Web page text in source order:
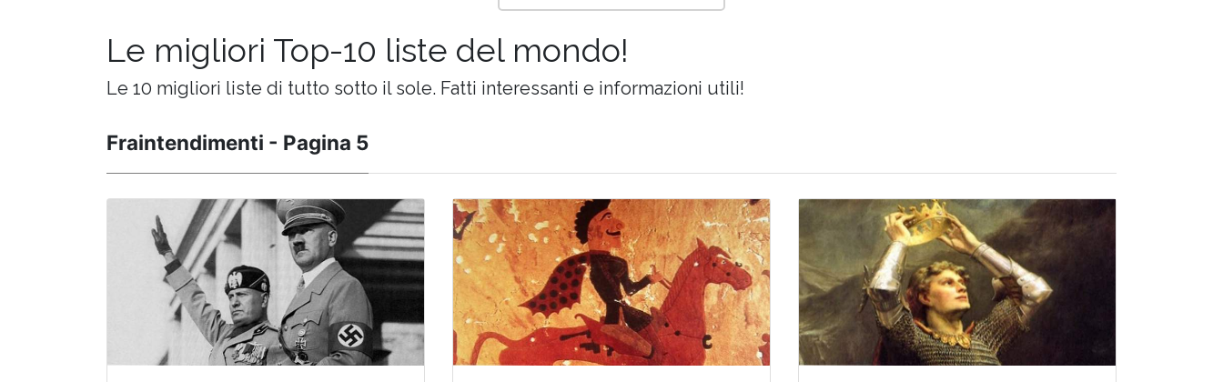
Le migliori Top-10 liste del mondo!
Le 10 migliori liste di tutto sotto il sole. Fatti interessanti e informazioni utili!
Fraintendimenti - Pagina 5